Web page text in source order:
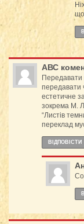
що
АВС
Передавати
передавати
естетичне
зокрема М.
“Листів
переклад
ВІДПОВІCТИ